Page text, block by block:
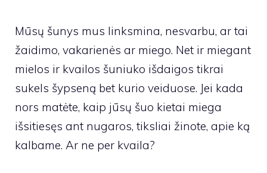
Mūsų šunys mus linksmina, nesvarbu, ar tai
žaidimo, vakarienės ar miego. Net ir miegant
mielos ir kvailos šuniuko išdaigos tikrai
sukels šypseną bet kurio veiduose. Jei kada
nors matėte, kaip jūsų šuo kietai miega
išsitiesęs ant nugaros, tiksliai žinote, apie ką
kalbame. Ar ne per kvaila?